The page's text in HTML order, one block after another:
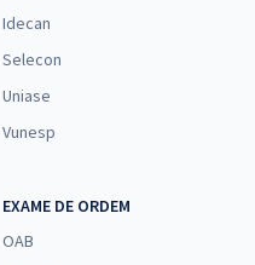
Idecan
Selecon
Uniase
Vunesp
EXAME DE ORDEM
OAB